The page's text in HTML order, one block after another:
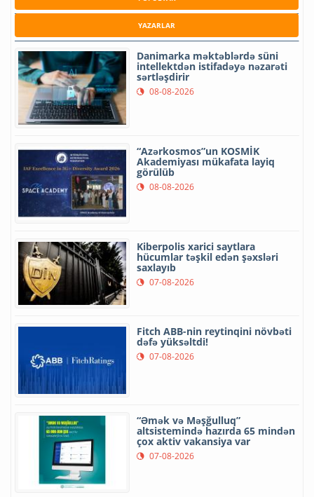
YAZARLAR
Danimarka məktəblərdə süni
intellektdən istifadəyə nəzarəti
sərtləşdirir
08-08-2026
“Azərkosmos”un KOSMİK
Akademiyası mükafata layiq
görülüb
08-08-2026
Kiberpolis xarici saytlara
hücumlar təşkil edən şəxsləri
saxlayıb
07-08-2026
Fitch ABB-nin reytinqini növbəti
dəfə yüksəltdi!
07-08-2026
“Əmək və Məşğulluq”
altsistemində hazırda 65 mindən
çox aktiv vakansiya var
07-08-2026